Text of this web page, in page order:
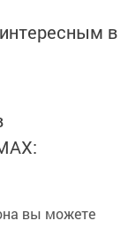
в
вы можете